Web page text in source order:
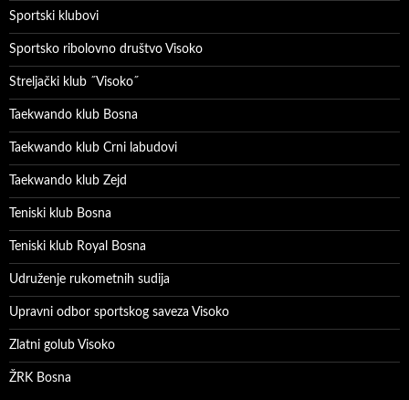
Sportski klubovi
Sportsko ribolovno društvo Visoko
Streljački klub ˝Visoko˝
Taekwando klub Bosna
Taekwando klub Crni labudovi
Taekwando klub Zejd
Teniski klub Bosna
Teniski klub Royal Bosna
Udruženje rukometnih sudija
Upravni odbor sportskog saveza Visoko
Zlatni golub Visoko
ŽRK Bosna